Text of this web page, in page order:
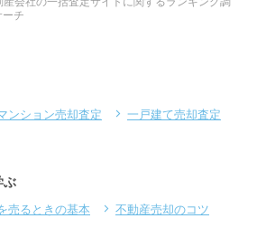
チ
ンション売却査定
一戸建て売却査定
ぶ
売るときの基本
不動産売却のコツ